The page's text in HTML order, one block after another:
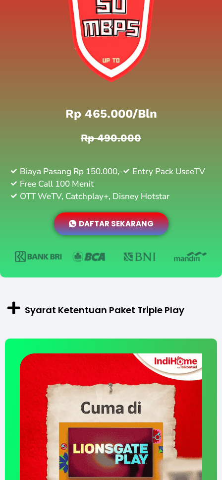
Rp 465.000/bln
Rp 490.000
Biaya Pasang Rp 150.000,-
Entry Pack UseeTV
Free Call 100 Menit
OTT WeTV, Catchplay+, Disney Hotstar
DAFTAR SEKARANG
Syarat Ketentuan Paket Triple Play